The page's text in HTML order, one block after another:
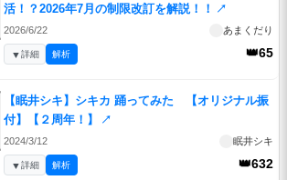
活！？2026年7月の制限改訂を解説！！
↗
2026/6/22 あまくだり
👑65
▼詳細 解析
【眠井シキ】シキカ 踊ってみた 【オリジナル振
付】【２周年！】
↗
2024/3/12 眠井シキ
👑632
▼詳細 解析